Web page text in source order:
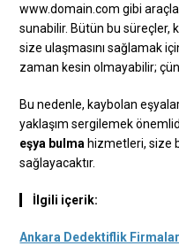
www.domain.com gibi
sunabilir. Bütün bu süreçler,
size ulaşmasını sağlamak
zaman kesin olmayabilir;
Bu nedenle, kaybolan
yaklaşım sergilemek
eşya bulma hizmetleri, size
sağlayacaktır.
İlgili içerik:
Ankara Dedektiflik